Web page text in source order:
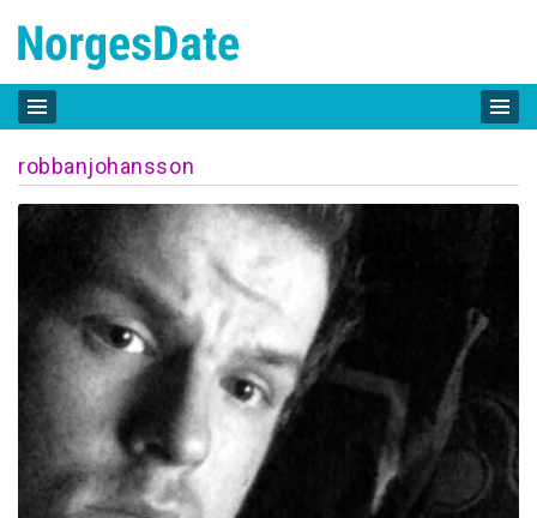
robbanjohansson